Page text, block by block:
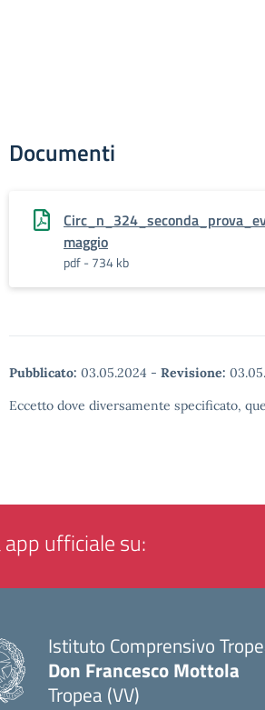
Documenti
maggio
pdf - 734 kb
Pubblicato: 03.05.2024 - Revisione:
Eccetto dove diversamente specificato,
ufficiale su:
Istituto Comprensivo
Don Francesco Mottola
Tropea (VV)